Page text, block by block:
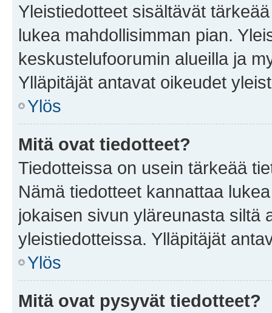
Yleistiedotteet sisältävät
lukea mahdollisimman pian.
keskustelufoorumin alueilla ja
Ylläpitäjät antavat oikeudet
Ylös
Mitä ovat tiedotteet?
Tiedotteissa on usein tärkeää
Nämä tiedotteet kannattaa
jokaisen sivun yläreunasta siltä
yleistiedotteissa. Ylläpitäjät
Ylös
Mitä ovat pysyvät tiedotteet?